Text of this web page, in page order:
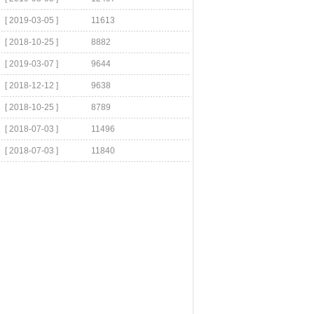
[ 2019-03-05 ] 11613
[ 2018-10-25 ] 8882
[ 2019-03-07 ] 9644
[ 2018-12-12 ] 9638
[ 2018-10-25 ] 8789
[ 2018-07-03 ] 11496
[ 2018-07-03 ] 11840